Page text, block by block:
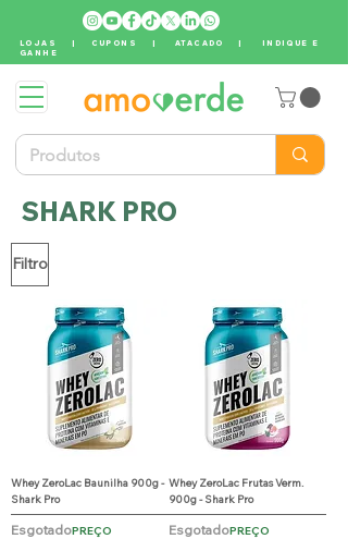
LOJAS | CUPONS |ATACADO | INDIQUE E
GANHE
SHARK PRO
Filtro
Whey ZeroLac Baunilha 900g -
Shark Pro
EsgotadoPREÇO
Whey ZeroLac Frutas Verm.
900g - Shark Pro
EsgotadoPREÇO